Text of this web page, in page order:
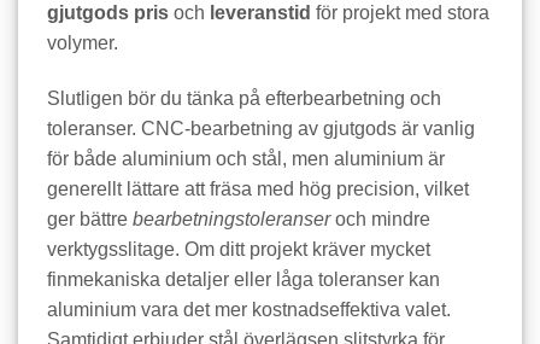
gjutgods pris och leveranstid för projekt med stora
volymer.
Slutligen bör du tänka på efterbearbetning och
toleranser. CNC‑bearbetning av gjutgods är vanlig
för både aluminium och stål, men aluminium är
generellt lättare att fräsa med hög precision, vilket
ger bättre bearbetningstoleranseroch mindre
verktygsslitage. Om ditt projekt kräver mycket
finmekaniska detaljer eller låga toleranser kan
aluminium vara det mer kostnadseffektiva valet.
Samtidigt erbjuder stål överlägsen slitstyrka för